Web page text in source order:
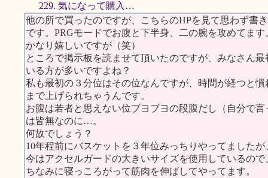
229. 気になって購入…
他の所で買ったのですが、こちらのHPを見て思わず書
です。PRGモードでお腹と下半身、二の腕を攻めてま
かなり嬉しいですが（笑）
ところで掲示板を読ませて頂いたのですが、みなさん
いる方が多いですよね？
私も最初の３分位はその位なんですが、時間が経つと
まで上げられちゃうんです。
お腹は若者と思えない位ブヨブヨの段腹だし（自分で
は皆無なのに…。
何故でしょう？
10年程前にバスケットを３年位みっちりやってました
今はアクセルガードの大きいサイズを使用しているの
ちなみに寝っころがって筋肉を伸ばしてやってます。